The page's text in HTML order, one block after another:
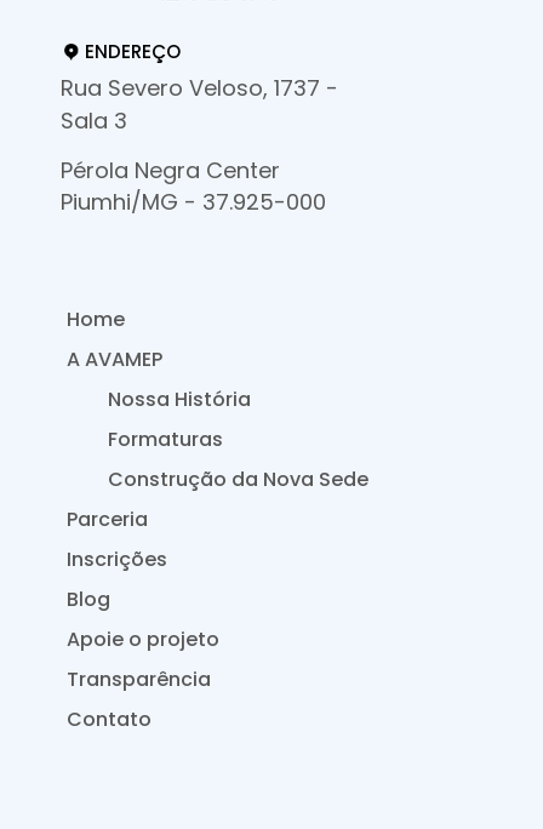
ENDEREÇO
Rua Severo Veloso, 1737 -
Sala 3
Pérola Negra Center
Piumhi/MG - 37.925-000
Home
A AVAMEP
Nossa História
Formaturas
Construção da Nova Sede
Parceria
Inscrições
Blog
Apoie o projeto
Transparência
Contato